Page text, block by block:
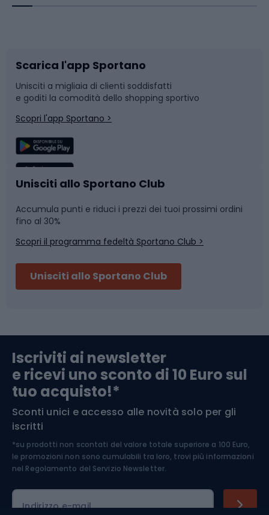
Bushcraft
Corsa
Sport di squadra
Caschi da ciclismo
Skitouring
Abbigliamento da escursionismo
Slitte e slittini
Snowboard
Camminata nordica
Nuoto
Pattinaggio
Componenti per biciclette
Arrampicata
Medicina dello sport
Abbigliamento ciclistico
Scarica l'app Sportano
Unisciti a migliaia di clienti soddisfatti
e goditi la comodità dello shopping sportivo
Scopri l'app Sportano >
Unisciti allo Sportano Club
Accumula punti e riduci i prezzi dei tuoi prossimi ordini
fino al 30%
Scopri il programma fedeltà Sportano Club >
Unisciti allo Sportano Club
Iscriviti ai newsletter
e ricevi uno sconto di 10 Euro sul
tuo acquisto!*
Sconti unici e accesso alle novità solo per gli
iscritti
*su prodotti non scontati del valore totale superiore a 100 Euro,
le promozioni non sono cumulabili tra loro, trovi più informazioni
nel Regolamento del Servizio Newsletter.
Indirizzo e-mail